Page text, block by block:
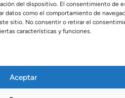
del dispositivo. El consentimiento de
datos como el comportamiento de
sitio. No consentir o retirar el
características y funciones.
Aceptar